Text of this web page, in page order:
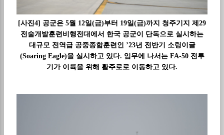
[사진4] 공군은 5월 12일(금)부터 19일(금)까지 청주기지 제29
전술개발훈련비행전대에서 한국 공군이 단독으로 실시하는
대규모 전역급 공중종합훈련인 ’23년 전반기 소링이글
(Soaring Eagle)을 실시하고 있다. 임무에 나서는 FA-50 전투
기가 이륙을 위해 활주로로 이동하고 있다.